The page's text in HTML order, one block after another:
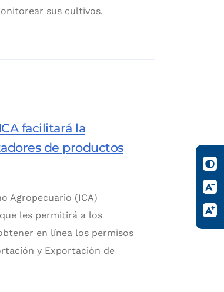
sus cultivos.
facilitará la
de productos
Agropecuario (ICA)
les permitirá a los
en línea los permisos
y Exportación de